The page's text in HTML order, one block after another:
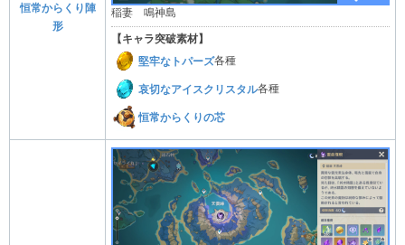
恒常からくり陣
形
稲妻 鳴神島
【キャラ突破素材】
堅牢なトパーズ各種
哀切なアイスクリスタル各種
恒常からくりの芯